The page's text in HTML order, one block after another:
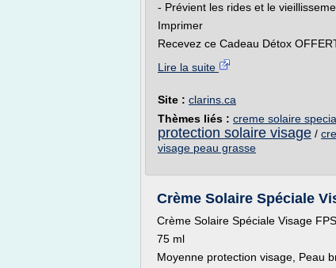
- Prévient les rides et le
Imprimer
Recevez ce Cadeau Détox
Lire la suite
Site : clarins.ca
Thèmes liés : creme solaire
protection solaire visage /
visage peau grasse
Crème Solaire Spéciale
Crème Solaire Spéciale Visage
75 ml
Moyenne protection visage, Peau